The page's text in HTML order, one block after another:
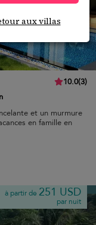
10.0(3)
et un murmure
en famille en
à partir de 251 USD
par nuit
aux villas